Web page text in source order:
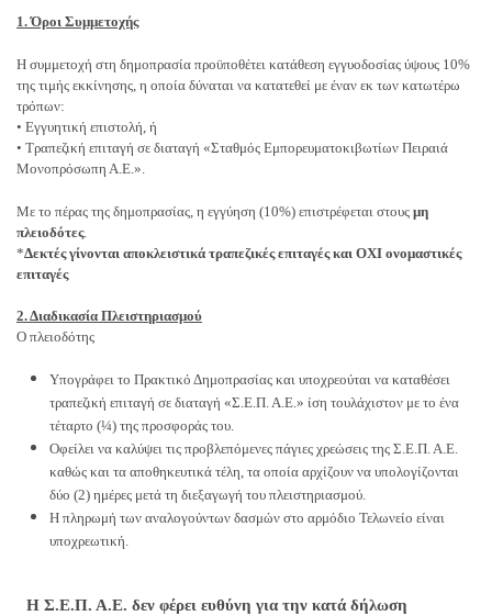
1. Όροι Συμμετοχής
Η συμμετοχή στη δημοπρασία προϋποθέτει κατάθεση εγγυοδοσίας ύψους 10%
της τιμής εκκίνησης, η οποία δύναται να κατατεθεί με έναν εκ των κατωτέρω
τρόπων:
• Εγγυητική επιστολή, ή
• Τραπεζική επιταγή σε διαταγή «Σταθμός Εμπορευματοκιβωτίων Πειραιά
Μονοπρόσωπη Α.Ε.».
Με το πέρας της δημοπρασίας, η εγγύηση (10%) επιστρέφεται στους μη
πλειοδότες.
*Δεκτές γίνονται αποκλειστικά τραπεζικές επιταγές και ΟΧΙ ονομαστικές
επιταγές
2. Διαδικασία Πλειστηριασμού
Ο πλειοδότης
Υπογράφει το Πρακτικό Δημοπρασίας και υποχρεούται να καταθέσει
τραπεζική επιταγή σε διαταγή «Σ.Ε.Π. Α.Ε.» ίση τουλάχιστον με το ένα
τέταρτο (¼) της προσφοράς του.
Οφείλει να καλύψει τις προβλεπόμενες πάγιες χρεώσεις της Σ.Ε.Π. Α.Ε.
καθώς και τα αποθηκευτικά τέλη, τα οποία αρχίζουν να υπολογίζονται
δύο (2) ημέρες μετά τη διεξαγωγή του πλειστηριασμού.
Η πληρωμή των αναλογούντων δασμών στο αρμόδιο Τελωνείο είναι
υποχρεωτική.
Η Σ.Ε.Π. Α.Ε. δεν φέρει ευθύνη για την κατά δήλωση